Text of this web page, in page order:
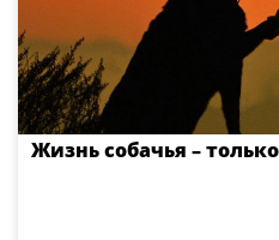
Жизнь собачья –